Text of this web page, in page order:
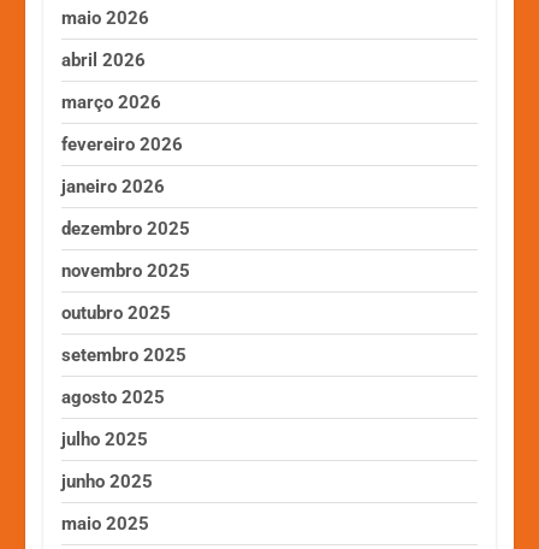
maio 2026
abril 2026
março 2026
fevereiro 2026
janeiro 2026
dezembro 2025
novembro 2025
outubro 2025
setembro 2025
agosto 2025
julho 2025
junho 2025
maio 2025